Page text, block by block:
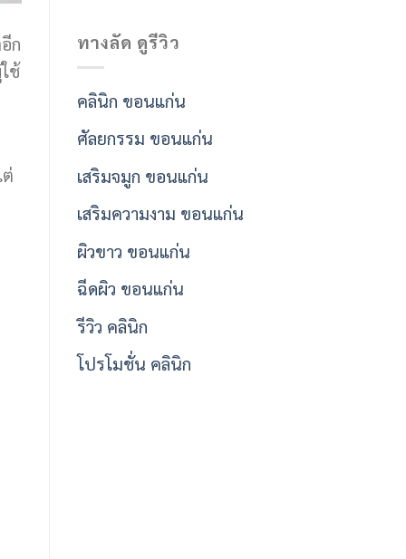
ก
ช้
ทางลัด ดูรีวิว
คลินิก ขอนแก่น
ศัลยกรรม ขอนแก่น
เสริมจมูก ขอนแก่น
เสริมความงาม ขอนแก่น
ผิวขาว ขอนแก่น
ฉีดผิว ขอนแก่น
รีวิว คลินิก
โปรโมชั่น คลินิก